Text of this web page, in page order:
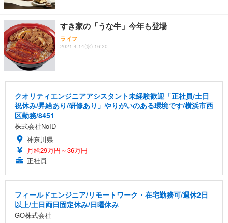
すき家の「うな牛」今年も登場
ライフ
2021.4.14(水) 16:20
クオリティエンジニアアシスタント未経験歓迎「正社員/土日
祝休み/昇給あり/研修あり」やりがいのある環境です/横浜市西
区勤務/8451
株式会社NoID
神奈川県
月給29万円～36万円
正社員
フィールドエンジニア/リモートワーク・在宅勤務可/週休2日
以上/土日両日固定休み/日曜休み
GO株式会社